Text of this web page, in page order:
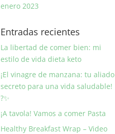
enero 2023
Entradas recientes
La libertad de comer bien: mi
estilo de vida dieta keto
¡El vinagre de manzana: tu aliado
secreto para una vida saludable!
?✨
¡A tavola! Vamos a comer Pasta
Healthy Breakfast Wrap – Video